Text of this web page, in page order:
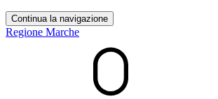
Continua la navigazione
Regione Marche